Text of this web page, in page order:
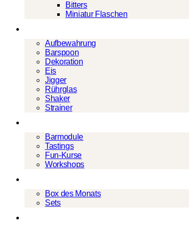
Bitters
Miniatur Flaschen
Aufbewahrung
Barspoon
Dekoration
Eis
Jigger
Rührglas
Shaker
Strainer
Barmodule
Tastings
Fun-Kurse
Workshops
Box des Monats
Sets